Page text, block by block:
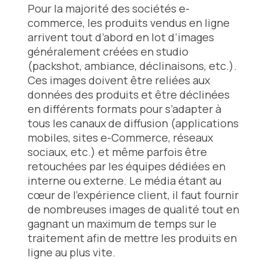
Pour la majorité des sociétés e-
commerce, les produits vendus en ligne
arrivent tout d’abord en lot d’images
généralement créées en studio
(packshot, ambiance, déclinaisons, etc.).
Ces images doivent être reliées aux
données des produits et être déclinées
en différents formats pour s’adapter à
tous les canaux de diffusion (applications
mobiles, sites e-Commerce, réseaux
sociaux, etc.) et même parfois être
retouchées par les équipes dédiées en
interne ou externe. Le média étant au
cœur de l’expérience client, il faut fournir
de nombreuses images de qualité tout en
gagnant un maximum de temps sur le
traitement afin de mettre les produits en
ligne au plus vite.